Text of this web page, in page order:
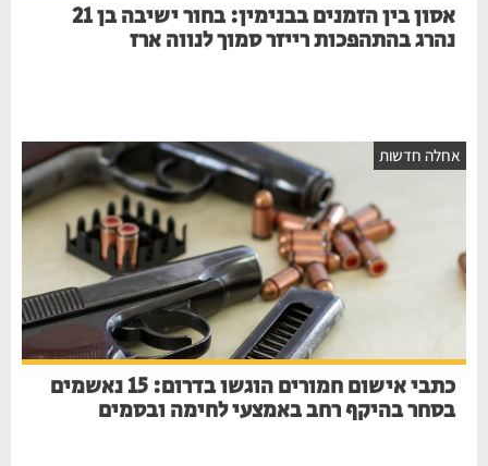
אסון בין הזמנים בבנימין: בחור ישיבה בן 21
נהרג בהתהפכות רייזר סמוך לנווה ארז
אחלה חדשות
כתבי אישום חמורים הוגשו בדרום: 15 נאשמים
בסחר בהיקף רחב באמצעי לחימה ובסמים